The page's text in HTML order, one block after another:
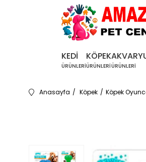
KEDİ
ÜRÜNLERİ
KÖPEK
ÜRÜNLERİÜRÜNLERİ
Anasayfa Köpek Köpek